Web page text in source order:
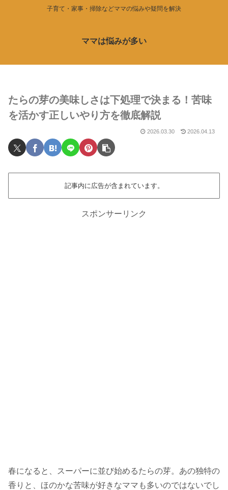
子育て・家事・掃除などママの悩みや疑問を解決
ママは悩みが多い
たらの芽の美味しさは下処理で決まる！苦味
を活かす正しいやり方を徹底解説
2026.03.30 2026.04.13
記事内に広告が含まれています。
スポンサーリンク
春になると、スーパーに並び始めるたらの芽。あの独特の
香りと、ほのかな苦味が好きなママも多いのではないでし